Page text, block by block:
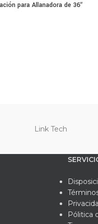
mas agregados
en Ferrefarbef
que no fallen en
en tiempo
que su productividad
de 2 bultos solo
para Allanadora de 36″
Link Tech
Pólitica